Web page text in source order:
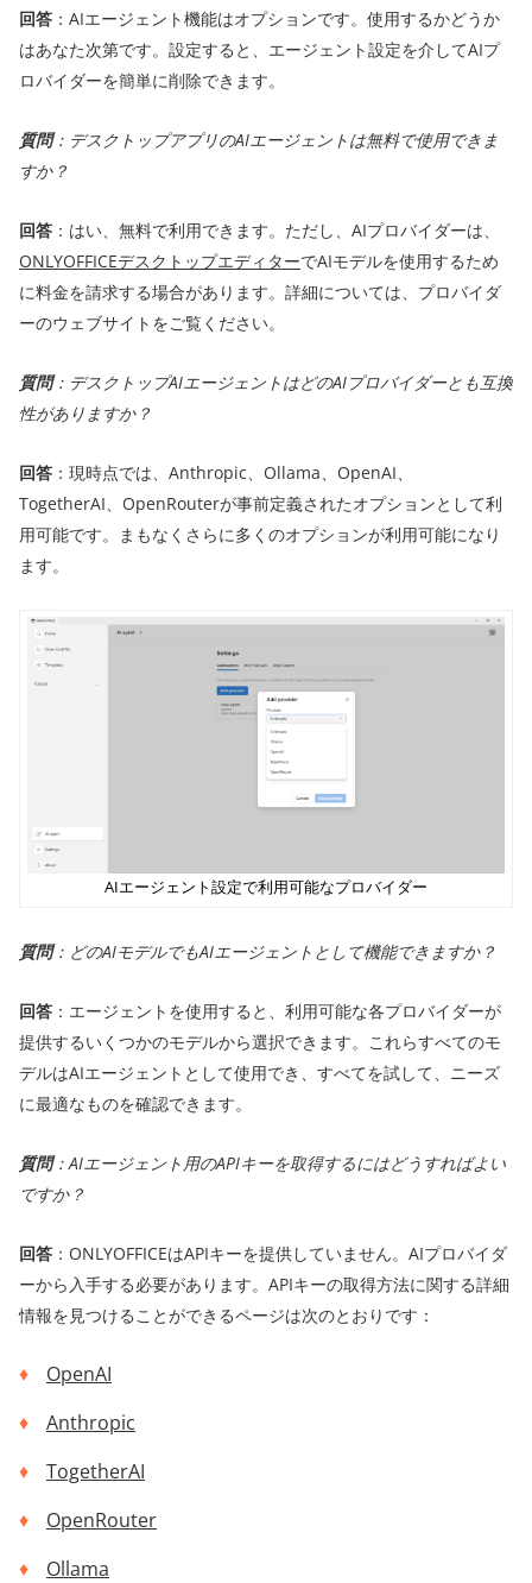
回答 ：AIエージェント機能はオプションです。使用するかどうか
はあなた次第です。設定すると、エージェント設定を介してAIプ
ロバイダーを簡単に削除できます。
質問：デスクトップアプリのAIエージェントは無料で使用できま
すか？
回答 ：はい、無料で利用できます。ただし、AIプロバイダーは、
ONLYOFFICEデスクトップエディターでAIモデルを使用するため
に料金を請求する場合があります。詳細については、プロバイダ
ーのウェブサイトをご覧ください。
質問：デスクトップAIエージェントはどのAIプロバイダーとも互換
性がありますか？
回答 ：現時点では、Anthropic、Ollama、OpenAI、
TogetherAI、OpenRouterが事前定義されたオプションとして利
用可能です。まもなくさらに多くのオプションが利用可能になり
ます。
AIエージェント設定で利用可能なプロバイダー
質問：どのAIモデルでもAIエージェントとして機能できますか？
回答 ：エージェントを使用すると、利用可能な各プロバイダーが
提供するいくつかのモデルから選択できます。これらすべてのモ
デルはAIエージェントとして使用でき、すべてを試して、ニーズ
に最適なものを確認できます。
質問：AIエージェント用のAPIキーを取得するにはどうすればよい
ですか？
回答 ：ONLYOFFICEはAPIキーを提供していません。AIプロバイダ
ーから入手する必要があります。APIキーの取得方法に関する詳細
情報を見つけることができるページは次のとおりです：
OpenAI
Anthropic
TogetherAI
OpenRouter
Ollama